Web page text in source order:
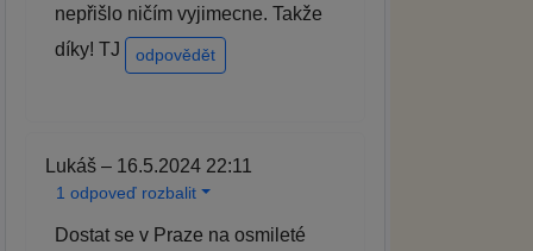
nepřišlo ničím vyjimecne. Takže
díky! TJ
odpovědět
Lukáš – 16.5.2024 22:11
1 odpoveď rozbalit
Dostat se v Praze na osmileté